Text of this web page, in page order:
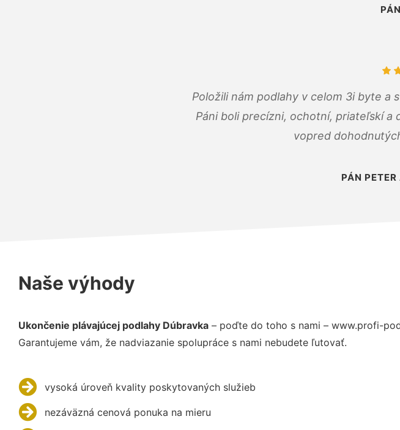
Položili nám podlahy v celom 3i byte a
Páni boli precízni, ochotní, priateľskí a
vopred
PÁN
Naše výhody
Ukončenie plávajúcej podlahy Dúbravka – poďte do toho s nami – www.profi-
Garantujeme vám, že nadviazanie spolupráce s nami nebudete ľutovať.
vysoká úroveň kvality poskytovaných služieb
nezáväzná cenová ponuka na mieru